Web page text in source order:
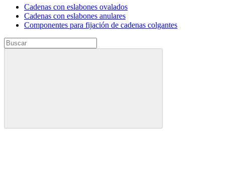
Cadenas con eslabones ovalados
Cadenas con eslabones anulares
Componentes para fijación de cadenas colgantes